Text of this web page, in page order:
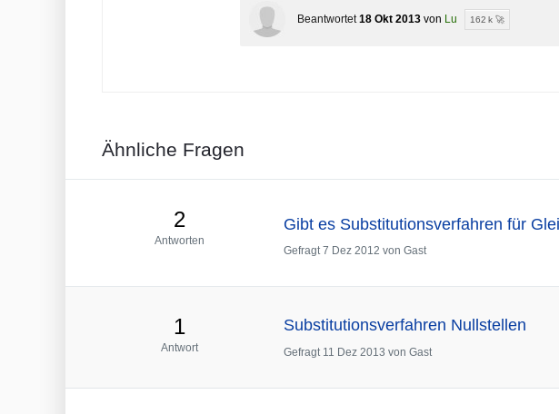
Beantwortet 18 Okt 2013 von Lu 162 k 🚀
Ähnliche Fragen
2
Antworten
Gibt es Substitutionsverfahren für
Gefragt 7 Dez 2012 von Gast
1
Antwort
Substitutionsverfahren Nullstellen
Gefragt 11 Dez 2013 von Gast